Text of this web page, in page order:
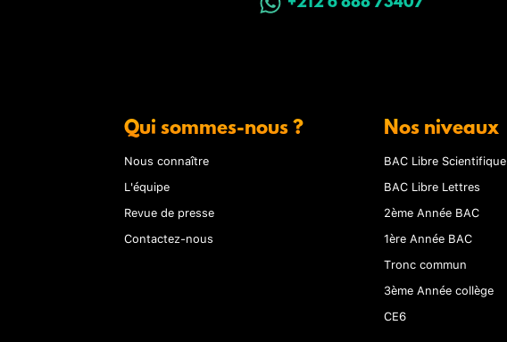
Qui sommes-nous ?
Nous connaître
L'équipe
Revue de presse
Contactez-nous
Nos niveaux
BAC Libre Scientifique
BAC Libre Lettres
2ème Année BAC
1ère Année BAC
Tronc commun
3ème Année collège
CE6